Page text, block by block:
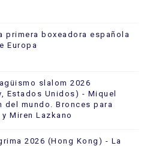
primera boxeadora española
Europa
slalom 2026
Estados Unidos) - Miquel
del mundo. Bronces para
Miren Lazkano
2026 (Hong Kong) - La